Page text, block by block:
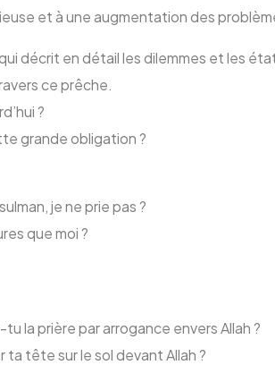
et à une augmentation des
décrit en détail les dilemmes et les
ce prêche.
?
grande obligation ?
je ne prie pas ?
que moi ?
la prière par arrogance envers Allah ?
tête sur le sol devant Allah ?